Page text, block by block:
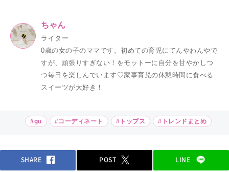
ちゃん
ライター
0歳の女の子のママです。初めての育児にてんやわんやで
すが、頑張りすぎない！をモットーに自分を甘やかしつ
つ毎日を楽しんでいます♡家事育児の休憩時間に食べる
スイーツが大好き！
#gu #コーディネート #トップス #トレンドまとめ
SHARE POST LINE